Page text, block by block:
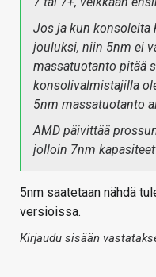
Jos ja kun konsoleita
jouluksi, niin 5nm ei
massatuotanto pitää
konsolivalmistajilla
5nm massatuotanto
AMD päivittää
jolloin 7nm
5nm saatetaan nähdä
versioissa.
Kirjaudu sisään